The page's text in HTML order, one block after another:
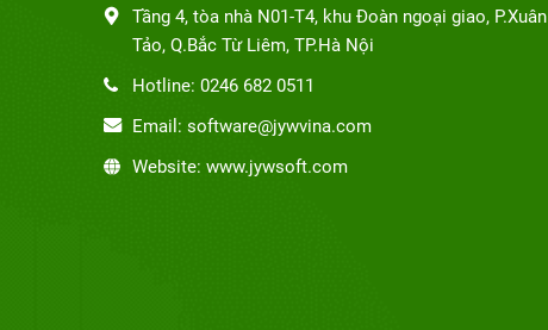
Tầng 4, tòa nhà N01-T4, khu Đoàn ngoại giao, P.Xuân
Tảo, Q.Bắc Từ Liêm, TP.Hà Nội
Hotline: 0246 682 0511
Email: software@jywvina.com
Website: www.jywsoft.com